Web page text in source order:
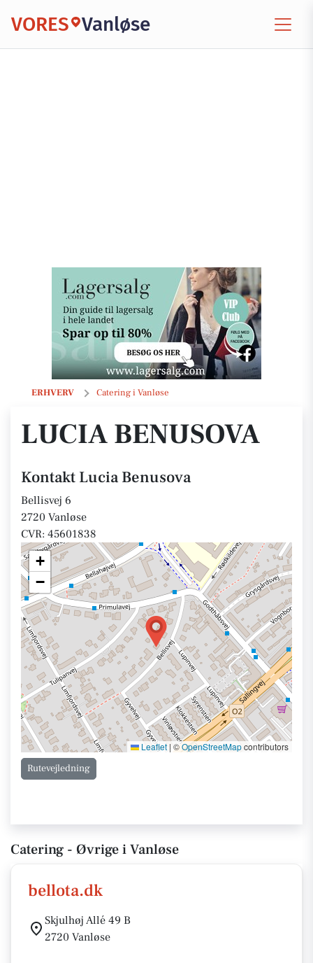
VORES Vanløse
ERHVERV Catering i Vanløse
Lucia Benusova
LUCIA BENUSOVA
Kontakt Lucia Benusova
Bellisvej 6
2720 Vanløse
CVR: 45601838
+
−
Leaflet | ©OpenStreetMapcontributors
Rutevejledning
Catering - Øvrige i Vanløse
bellota.dk
Skjulhøj Allé 49 B
2720 Vanløse